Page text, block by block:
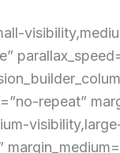
repeat”